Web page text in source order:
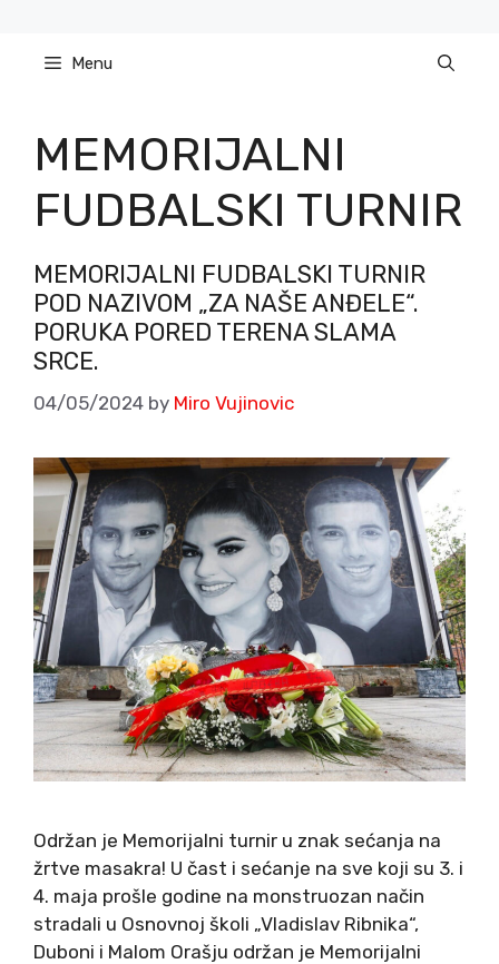
content Menu
MEMORIJALNI
FUDBALSKI TURNIR
MEMORIJALNI FUDBALSKI TURNIR
POD NAZIVOM „ZA NAŠE ANĐELE“.
PORUKA PORED TERENA SLAMA
SRCE.
04/05/2024 by Miro Vujinovic
Održan je Memorijalni turnir u znak sećanja na
žrtve masakra! U čast i sećanje na sve koji su 3. i
4. maja prošle godine na monstruozan način
stradali u Osnovnoj školi „Vladislav Ribnika“,
Duboni i Malom Orašju održan je Memorijalni